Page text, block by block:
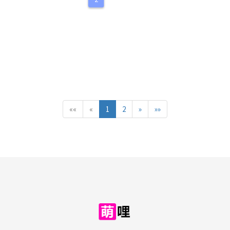
«« « 1 2 » »»